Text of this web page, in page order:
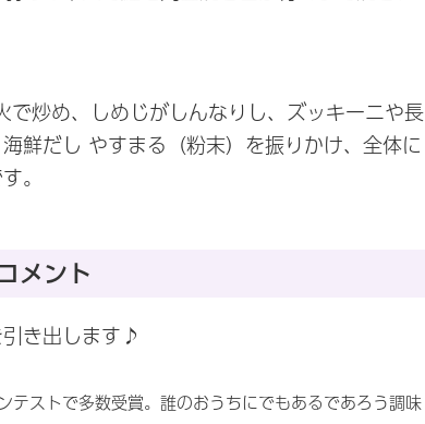
炒め、しめじがしんなりし、ズッキーニや長
鮮だし やすまる（粉末）を振りかけ、全体に
。
メント
引き出します♪
テストで多数受賞。誰のおうちにでもあるであろう調味